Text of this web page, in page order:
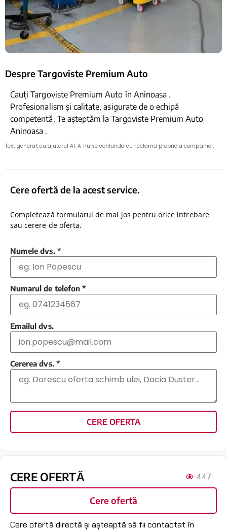
Despre Targoviste Premium Auto
Cauți Targoviste Premium Auto în Aninoasa .
Profesionalism și calitate, asigurate de o echipă
competentă. Te așteptăm la Targoviste Premium Auto
Aninoasa .
Text generat cu ajutorul AI. A nu se confunda cu reclama proprie a companiei.
Cere ofertă de la acest service.
Completează formularul de mai jos pentru orice intrebare
sau cerere de oferta.
Numele dvs. *
Numarul de telefon *
Emailul dvs.
Cererea dvs. *
CERE OFERTA
CERE OFERTĂ 447
Cere ofertă
Cere ofertă directă și așteaptă să fii contactat în